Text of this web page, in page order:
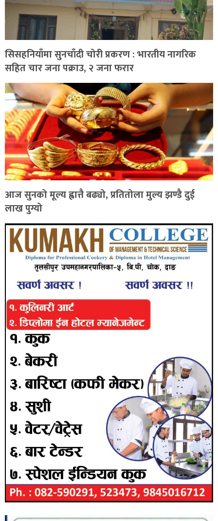
सिसहनियाँमा सुनचाँदी चोरी प्रकरण : भारतीय नागरिक
सहित चार जना पक्राउ, २ जना फरार
आज सुनको मूल्य ह्वात्तै बढ्यो, प्रतितोला मुल्य झण्डै दुई
लाख पुग्यो